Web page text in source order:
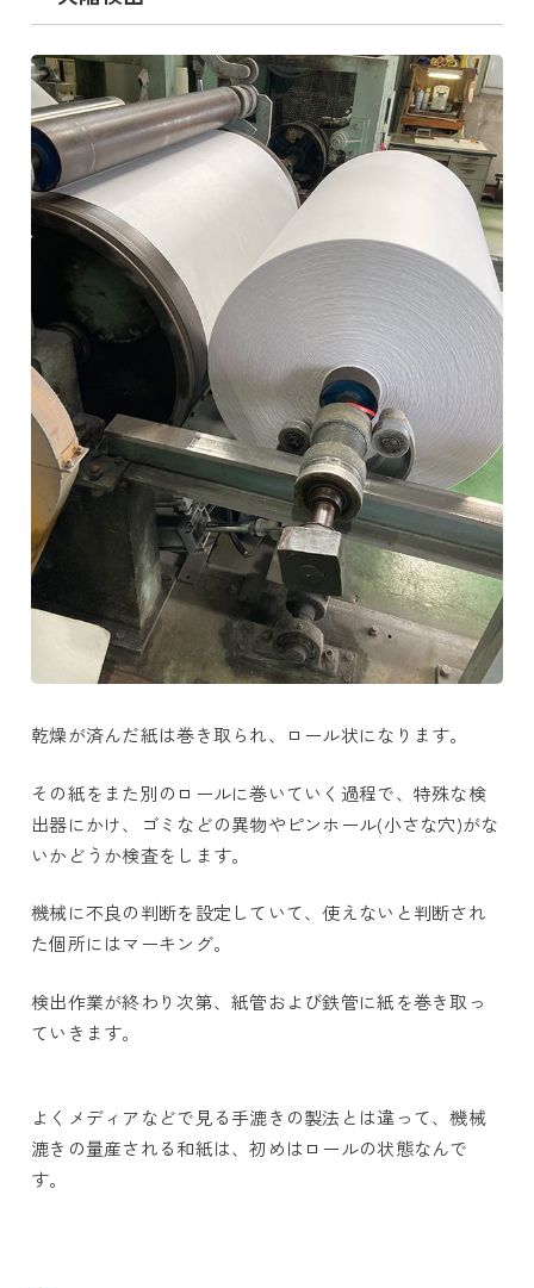
乾燥が済んだ紙は巻き取られ、ロール状になります。
その紙をまた別のロールに巻いていく過程で、特殊な検
出器にかけ、ゴミなどの異物やピンホール(小さな穴)がな
いかどうか検査をします。
機械に不良の判断を設定していて、使えないと判断され
た個所にはマーキング。
検出作業が終わり次第、紙管および鉄管に紙を巻き取っ
ていきます。
よくメディアなどで見る手漉きの製法とは違って、機械
漉きの量産される和紙は、初めはロールの状態なんで
す。